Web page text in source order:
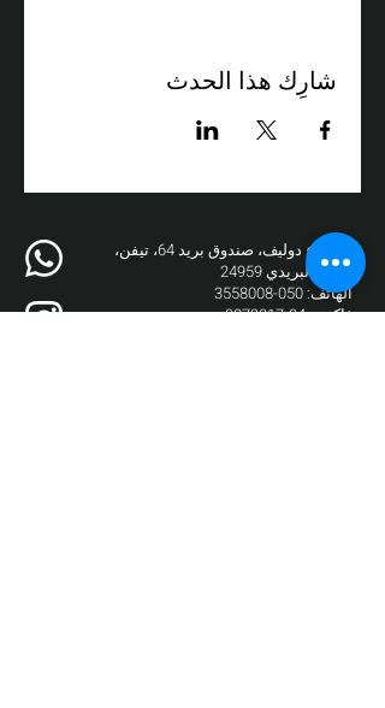
شارِك هذا الحدث
3 شارع دوليف، صندوق بريد 64، تيفن،
الرمز البريدي 24959
الهاتف:050-3558008
فاكس:04-9872017